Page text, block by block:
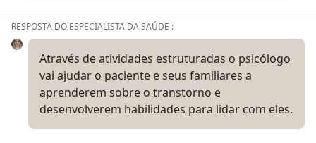
RESPOSTA DO ESPECIALISTA DA SAÚDE :
Através de atividades estruturadas o psicólogo
vai ajudar o paciente e seus familiares a
aprenderem sobre o transtorno e
desenvolverem habilidades para lidar com eles.